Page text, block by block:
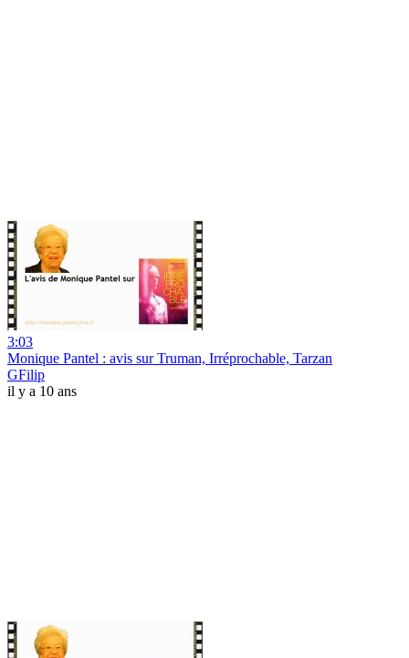
3:03
Monique Pantel : avis sur Truman, Irréprochable, Tarzan
GFilip
il y a 10 ans